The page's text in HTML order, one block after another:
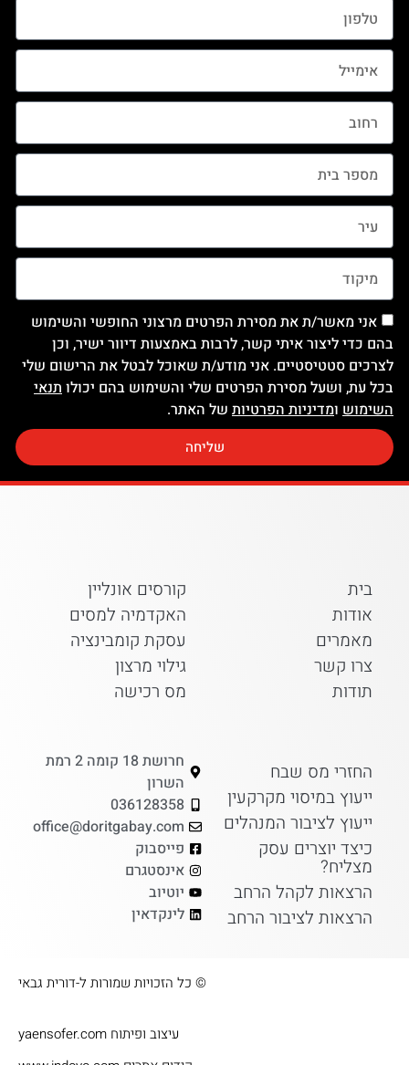
אני מאשר/ת את מסירת הפרטים מרצוני החופשי והשימוש
בהם כדי ליצור איתי קשר, לרבות באמצעות דיוור ישיר, וכן
לצרכים סטטיסטיים. אני מודע/ת שאוכל לבטל את הרישום שלי
בכל עת, ושעל מסירת הפרטים שלי והשימוש בהם יכולותנאי
השימוש ומדיניות הפרטיות של האתר.
שליחה
בית
אודות
מאמרים
צרו קשר
תודות
קורסים אונליין
האקדמיה למסים
עסקת קומבינציה
גילוי מרצון
מס רכישה
החזרי מס שבח
ייעוץ במיסוי מקרקעין
ייעוץ לציבור המנהלים
כיצד יוצרים עסק
מצליח?
הרצאות לקהל הרחב
הרצאות לציבור הרחב
חרושת 18 קומה 2 רמת
השרון
036128358
office@doritgabay.com
פייסבוק
אינסטגרם
יוטיוב
לינקדאין
© כל הזכויות שמורות ל-דורית גבאי​
עיצוב ופיתוח yaensofer.com